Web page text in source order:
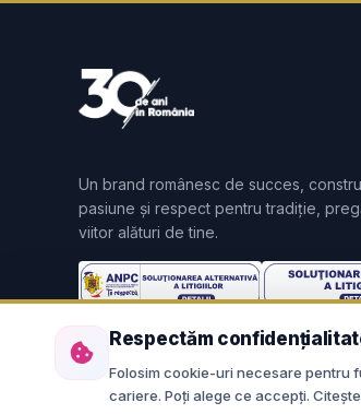
Un brand românesc de succes,
pasiune și respect pentru tradiție,
viitor alături de tine.
Respectăm
Folosim cookie-uri necesare pentru
cariere. Poți alege ce accepți.